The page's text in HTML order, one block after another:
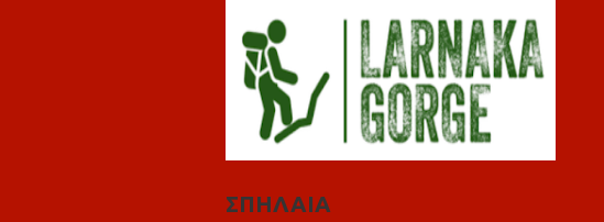
ΣΠΗΛΑΙΑ